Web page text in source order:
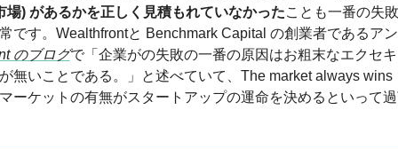
場) があるかを正しく見積もれていなかったことも一番の失
です。Wealthfrontと Benchmark Capital の創業者であるア
のブログで「企業がの失敗の一番の原因はお粗末なエクセ
無いことである。」と述べていて、The market always wins
ーケットの有無がスタートアップの運命を決めるといって